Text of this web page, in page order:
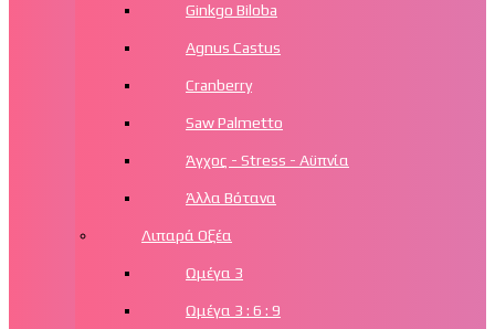
Ginkgo Biloba
Agnus Castus
Cranberry
Saw Palmetto
Άγχος - Stress - Αϋπνία
Άλλα Βότανα
Λιπαρά Οξέα
Ωμέγα 3
Ωμέγα 3 : 6 : 9